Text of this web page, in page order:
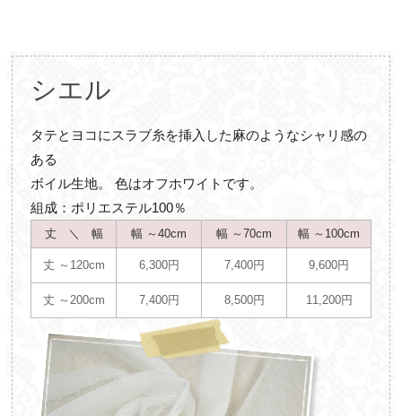
シエル
タテとヨコにスラブ糸を挿入した麻のようなシャリ感の
ある
ボイル生地。 色はオフホワイトです。
組成：ポリエステル100％
丈 ＼ 幅 幅 ～40cm 幅 ～70cm 幅 ～100cm
丈 ～120cm 6,300円 7,400円 9,600円
丈 ～200cm 7,400円 8,500円 11,200円